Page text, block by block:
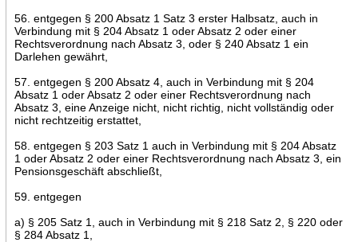
56. entgegen § 200 Absatz 1 Satz 3 erster Halbsatz, auch in
Verbindung mit § 204 Absatz 1 oder Absatz 2 oder einer
Rechtsverordnung nach Absatz 3, oder § 240 Absatz 1 ein
Darlehen gewährt,
57. entgegen § 200 Absatz 4, auch in Verbindung mit § 204
Absatz 1 oder Absatz 2 oder einer Rechtsverordnung nach
Absatz 3, eine Anzeige nicht, nicht richtig, nicht vollständig oder
nicht rechtzeitig erstattet,
58. entgegen § 203 Satz 1 auch in Verbindung mit § 204 Absatz
1 oder Absatz 2 oder einer Rechtsverordnung nach Absatz 3, ein
Pensionsgeschäft abschließt,
59. entgegen
a) § 205 Satz 1, auch in Verbindung mit § 218 Satz 2, § 220 oder
§ 284 Absatz 1,